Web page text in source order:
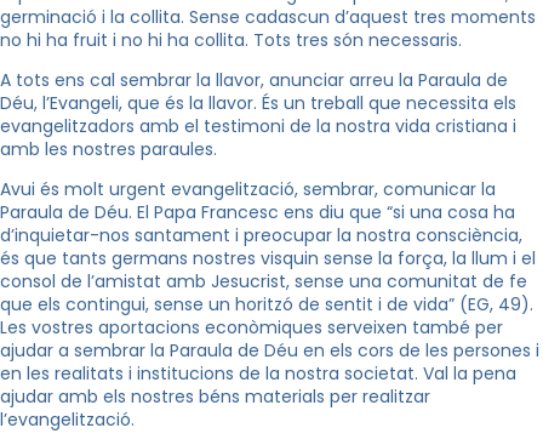
germinació i la collita. Sense cadascun d’aquest tres moments
no hi ha fruit i no hi ha collita. Tots tres són necessaris.
A tots ens cal sembrar la llavor, anunciar arreu la Paraula de
Déu, l’Evangeli, que és la llavor. És un treball que necessita els
evangelitzadors amb el testimoni de la nostra vida cristiana i
amb les nostres paraules.
Avui és molt urgent evangelització, sembrar, comunicar la
Paraula de Déu. El Papa Francesc ens diu que “si una cosa ha
d’inquietar-nos santament i preocupar la nostra consciència,
és que tants germans nostres visquin sense la força, la llum i el
consol de l’amistat amb Jesucrist, sense una comunitat de fe
que els contingui, sense un horitzó de sentit i de vida” (EG, 49).
Les vostres aportacions econòmiques serveixen també per
ajudar a sembrar la Paraula de Déu en els cors de les persones i
en les realitats i institucions de la nostra societat. Val la pena
ajudar amb els nostres béns materials per realitzar
l’evangelització.